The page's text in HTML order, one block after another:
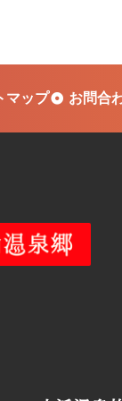
マップ お問合